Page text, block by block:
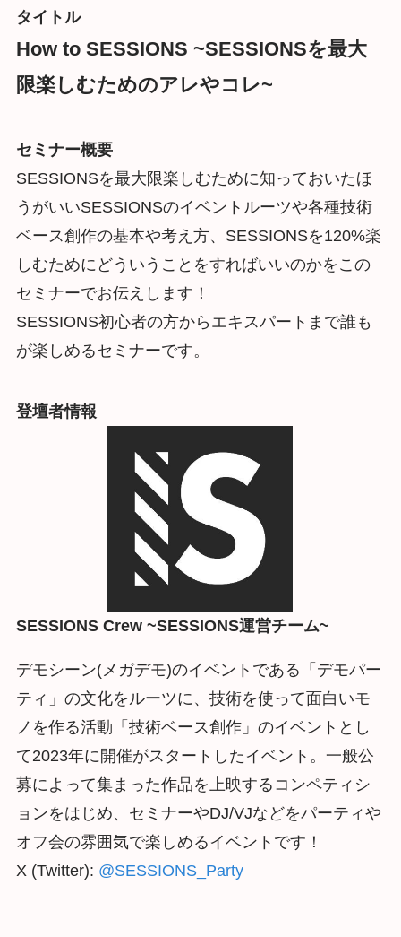
タイトル
How to SESSIONS ~SESSIONSを最大
限楽しむためのアレやコレ~
セミナー概要
SESSIONSを最大限楽しむために知っておいたほ
うがいいSESSIONSのイベントルーツや各種技術
ベース創作の基本や考え方、SESSIONSを120%楽
しむためにどういうことをすればいいのかをこの
セミナーでお伝えします！
SESSIONS初心者の方からエキスパートまで誰も
が楽しめるセミナーです。
登壇者情報
SESSIONS Crew ~SESSIONS運営チーム~
デモシーン(メガデモ)のイベントである「デモパー
ティ」の文化をルーツに、技術を使って面白いモ
ノを作る活動「技術ベース創作」のイベントとし
て2023年に開催がスタートしたイベント。一般公
募によって集まった作品を上映するコンペティシ
ョンをはじめ、セミナーやDJ/VJなどをパーティや
オフ会の雰囲気で楽しめるイベントです！
X (Twitter): @SESSIONS_Party